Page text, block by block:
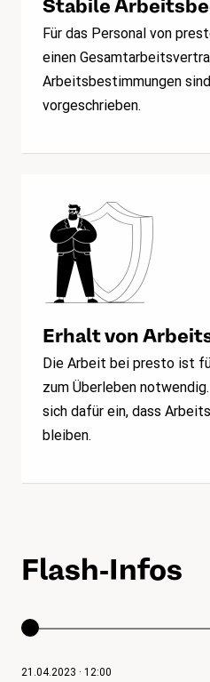
Stabile
Für das Personal von
einen
Arbeitsbestimmungen
vorgeschrieben.
Erhalt von
Die Arbeit bei presto ist
zum Überleben
sich dafür ein, dass
bleiben.
Flash-Infos
21.04.2023 · 12:00